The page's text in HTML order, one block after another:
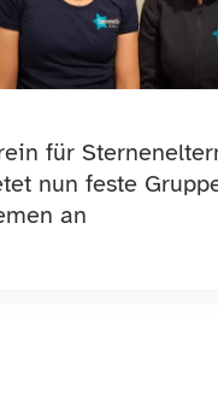
für
nun feste
an